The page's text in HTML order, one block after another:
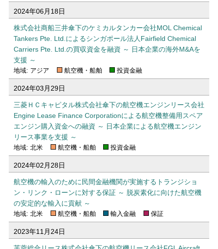
2024年06月18日
株式会社商船三井傘下のケミカルタンカー会社MOL Chemical
Tankers Pte. Ltd.によるシンガポール法人Fairfield Chemical
Carriers Pte. Ltd.の買収資金を融資 ～ 日本企業の海外M&Aを
支援 ～
地域: アジア 航空機・船舶 投資金融
2024年03月29日
三菱ＨＣキャピタル株式会社傘下の航空機エンジンリース会社
Engine Lease Finance Corporationによる航空機整備用スペア
エンジン購入資金への融資 ～ 日本企業による航空機エンジン
リース事業を支援 ～
地域: 北米 航空機・船舶 投資金融
2024年02月28日
航空機の輸入のために民間金融機関が実施するトランジショ
ン・リンク・ローンに対する保証 ～ 脱炭素化に向けた航空機
の安定的な輸入に貢献 ～
地域: 北米 航空機・船舶 輸入金融 保証
2023年11月24日